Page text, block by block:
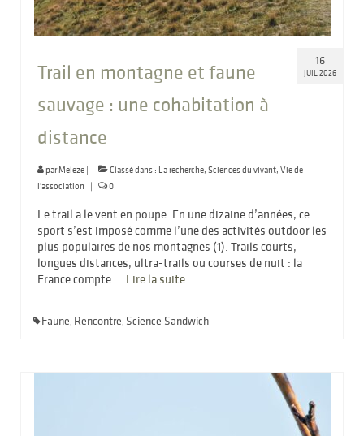
16
JUIL 2026
Trail en montagne et faune
sauvage : une cohabitation à
distance
parMeleze | Classé dans : La recherche, Sciences du vivant, Vie de
l'association
| 0
Le trail a le vent en poupe. En une dizaine d’années, ce
sport s’est imposé comme l’une des activités outdoor les
plus populaires de nos montagnes (1). Trails courts,
longues distances, ultra-trails ou courses de nuit : la
France compte … Lire la suite­­
Faune, Rencontre, Science Sandwich